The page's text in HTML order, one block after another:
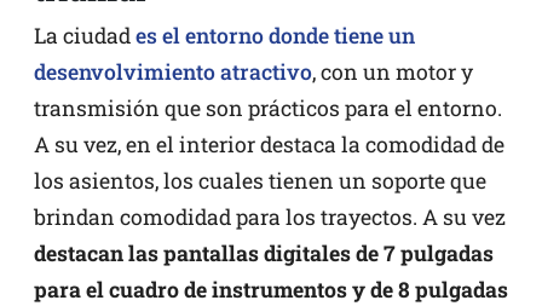
La ciudades el entorno donde tiene un
desenvolvimiento atractivo, con un motor y
transmisión que son prácticos para el entorno.
A su vez, en el interior destaca la comodidad de
los asientos, los cuales tienen un soporte que
brindan comodidad para los trayectos. A su vez
destacan las pantallas digitales de 7 pulgadas
para el cuadro de instrumentos y de 8 pulgadas